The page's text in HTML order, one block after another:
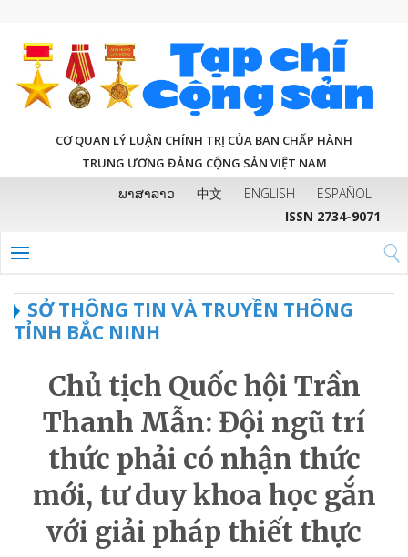
CƠ QUAN LÝ LUẬN CHÍNH TRỊ CỦA BAN CHẤP HÀNH
TRUNG ƯƠNG ĐẢNG CỘNG SẢN VIỆT NAM
ພາສາລາວ 中文 ENGLISH
ESPAÑOL
ISSN 2734-9071
SỞ THÔNG TIN VÀ TRUYỀN THÔNG
TỈNH BẮC NINH
Chủ tịch Quốc hội Trần
Thanh Mẫn: Đội ngũ trí
thức phải có nhận thức
mới, tư duy khoa học gắn
với giải pháp thiết thực